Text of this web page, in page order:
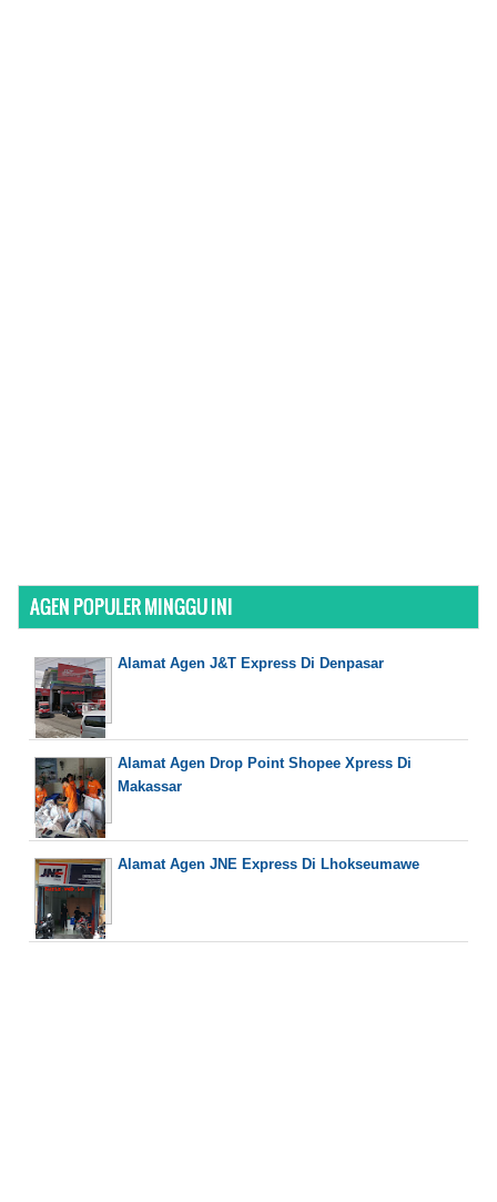
AGEN POPULER MINGGU INI
Alamat Agen J&T Express Di Denpasar
Alamat Agen Drop Point Shopee Xpress Di
Makassar
Alamat Agen JNE Express Di Lhokseumawe